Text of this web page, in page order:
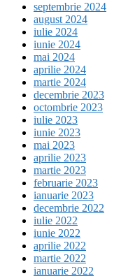
septembrie 2024
august 2024
iulie 2024
iunie 2024
mai 2024
aprilie 2024
martie 2024
decembrie 2023
octombrie 2023
iulie 2023
iunie 2023
mai 2023
aprilie 2023
martie 2023
februarie 2023
ianuarie 2023
decembrie 2022
iulie 2022
iunie 2022
aprilie 2022
martie 2022
ianuarie 2022